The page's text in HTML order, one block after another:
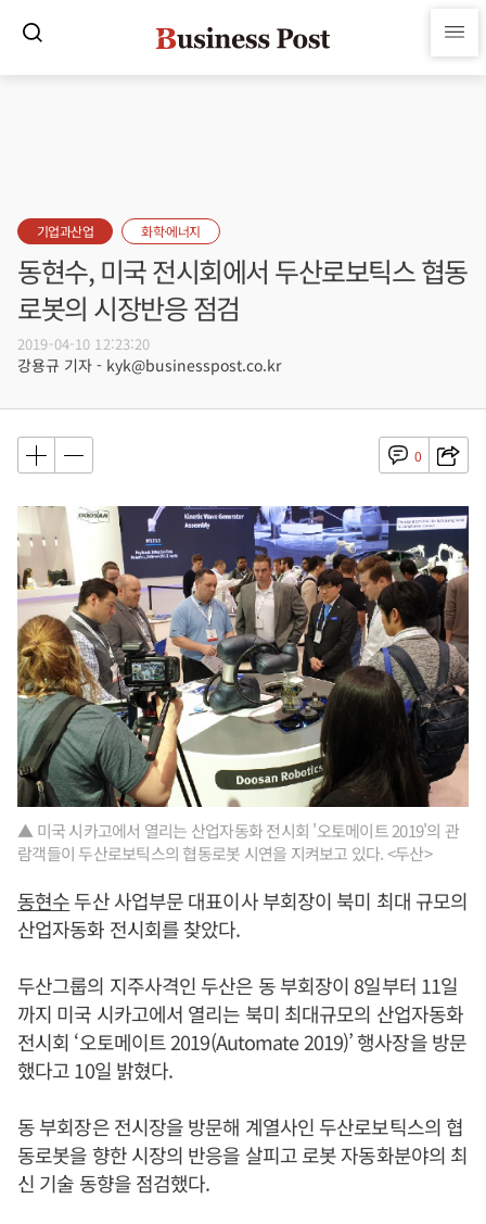
기업과산업 화학·에너지
동현수, 미국 전시회에서 두산로보틱스 협동
로봇의 시장반응 점검
2019-04-10 12:23:20
강용규 기자 - kyk@businesspost.co.kr
0
▲ 미국 시카고에서 열리는 산업자동화 전시회 '오토메이트 2019'의 관
람객들이 두산로보틱스의 협동로봇 시연을 지켜보고 있다. <두산>
동현수두산 사업부문 대표이사 부회장이 북미 최대 규모의
산업자동화 전시회를 찾았다.
두산그룹의 지주사격인 두산은 동 부회장이 8일부터 11일
까지 미국 시카고에서 열리는 북미 최대규모의 산업자동화
전시회 ‘오토메이트 2019(Automate 2019)’ 행사장을 방문
했다고 10일 밝혔다.
동 부회장은 전시장을 방문해 계열사인 두산로보틱스의 협
동로봇을 향한 시장의 반응을 살피고 로봇 자동화분야의 최
신 기술 동향을 점검했다.